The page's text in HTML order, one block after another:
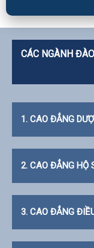
CÁC NGÀNH
1. CAO ĐẲNG
2. CAO ĐẲNG HỘ
3. CAO ĐẲNG